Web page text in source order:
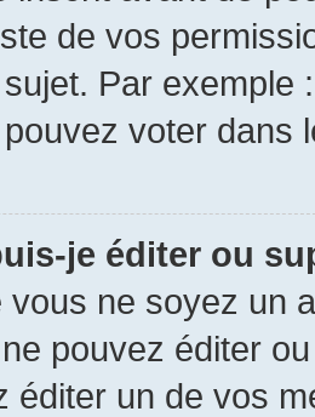
de vos
Par exemple
voter dans
je éditer ou
vous ne soyez un
pouvez éditer
éditer un de vos